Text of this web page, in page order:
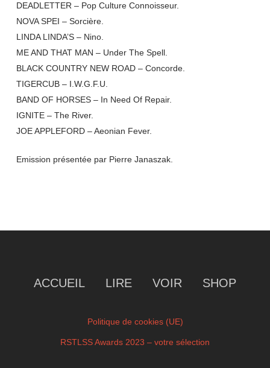
DEADLETTER – Pop Culture Connoisseur.
NOVA SPEI – Sorcière.
LINDA LINDA’S – Nino.
ME AND THAT MAN – Under The Spell.
BLACK COUNTRY NEW ROAD – Concorde.
TIGERCUB – I.W.G.F.U.
BAND OF HORSES – In Need Of Repair.
IGNITE – The River.
JOE APPLEFORD – Aeonian Fever.
Emission présentée par Pierre Janaszak.
ACCUEIL LIRE VOIR SHOP
Politique de cookies (UE)
RSTLSS Awards 2023 – votre sélection